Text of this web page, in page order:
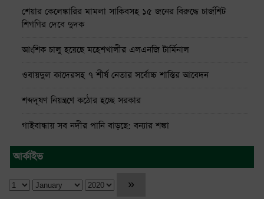
শেয়ার কেলেঙ্কারির মামলা সাকিবসহ ১৫ জনের বিরুদ্ধে চার্জশিট
শিগগির দেবে দুদক
আংশিক চালু হয়েছে মহেশখালীর এলএনজি টার্মিনাল
ওবায়দুল কাদেরসহ ৭ শীর্ষ নেতার সর্বোচ্চ শাস্তির আবেদন
শব্দদূষণ নিয়ন্ত্রণে কঠোর হচ্ছে সরকার
গাইবান্ধায় সব নদীর পানি বাড়ছে: বন্যার শঙ্কা
১১ দলীয় ঐক্যের ঘেরাও কর্মসূচি ঘিরে সচিবালয়ের সব গেট বন্ধ
আর্কাইভ